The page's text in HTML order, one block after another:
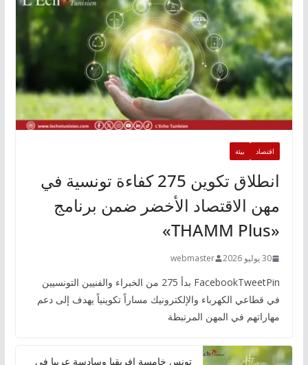
اقتصاد بيئة
انطلاق تكوين 275 كفاءة تونسية في
مهن الاقتصاد الأخضر ضمن برنامج
«THAMM Plus»
30 يوليو 2026 webmaster
FacebookTweetPin بدأ 275 من الخبراء والفنيين التونسيين
في قطاعي الكهرباء والإلكترونيك مساراً تكوينياً يهدف إلى دعم
مهاراتهم في المهن المرتبطة
تونس خامسة إفريقيا وسادسة عربيا في